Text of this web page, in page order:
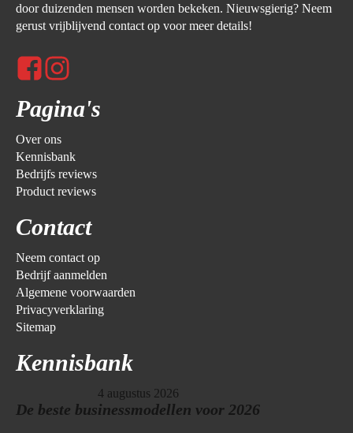
door duizenden mensen worden bekeken. Nieuwsgierig? Neem
gerust vrijblijvend contact op voor meer details!
Pagina's
Over ons
Kennisbank
Bedrijfs reviews
Product reviews
Contact
Neem contact op
Bedrijf aanmelden
Algemene voorwaarden
Privacyverklaring
Sitemap
Kennisbank
4 augustus 2026
De beste businessmodellen voor 2026